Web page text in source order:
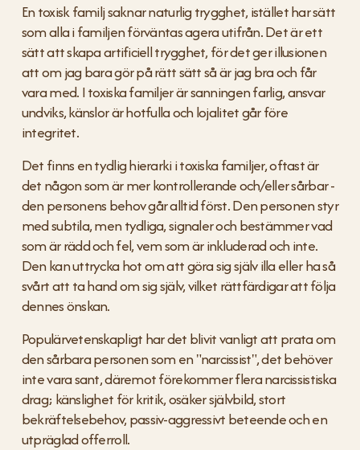
En toxisk familj saknar naturlig trygghet, istället har sätt
som alla i familjen förväntas agera utifrån. Det är ett
sätt att skapa artificiell trygghet, för det ger illusionen
att om jag bara gör på rätt sätt så är jag bra och får
vara med. I toxiska familjer är sanningen farlig, ansvar
undviks, känslor är hotfulla och lojalitet går före
integritet.
Det finns en tydlig hierarki i toxiska familjer, oftast är
det någon som är mer kontrollerande och/eller sårbar -
den personens behov går alltid först. Den personen styr
med subtila, men tydliga, signaler och bestämmer vad
som är rädd och fel, vem som är inkluderad och inte.
Den kan uttrycka hot om att göra sig själv illa eller ha så
svårt att ta hand om sig själv, vilket rättfärdigar att följa
dennes önskan.
Populärvetenskapligt har det blivit vanligt att prata om
den sårbara personen som en "narcissist", det behöver
inte vara sant, däremot förekommer flera narcissistiska
drag; känslighet för kritik, osäker självbild, stort
bekräftelsebehov, passiv-aggressivt beteende och en
utpräglad offerroll.